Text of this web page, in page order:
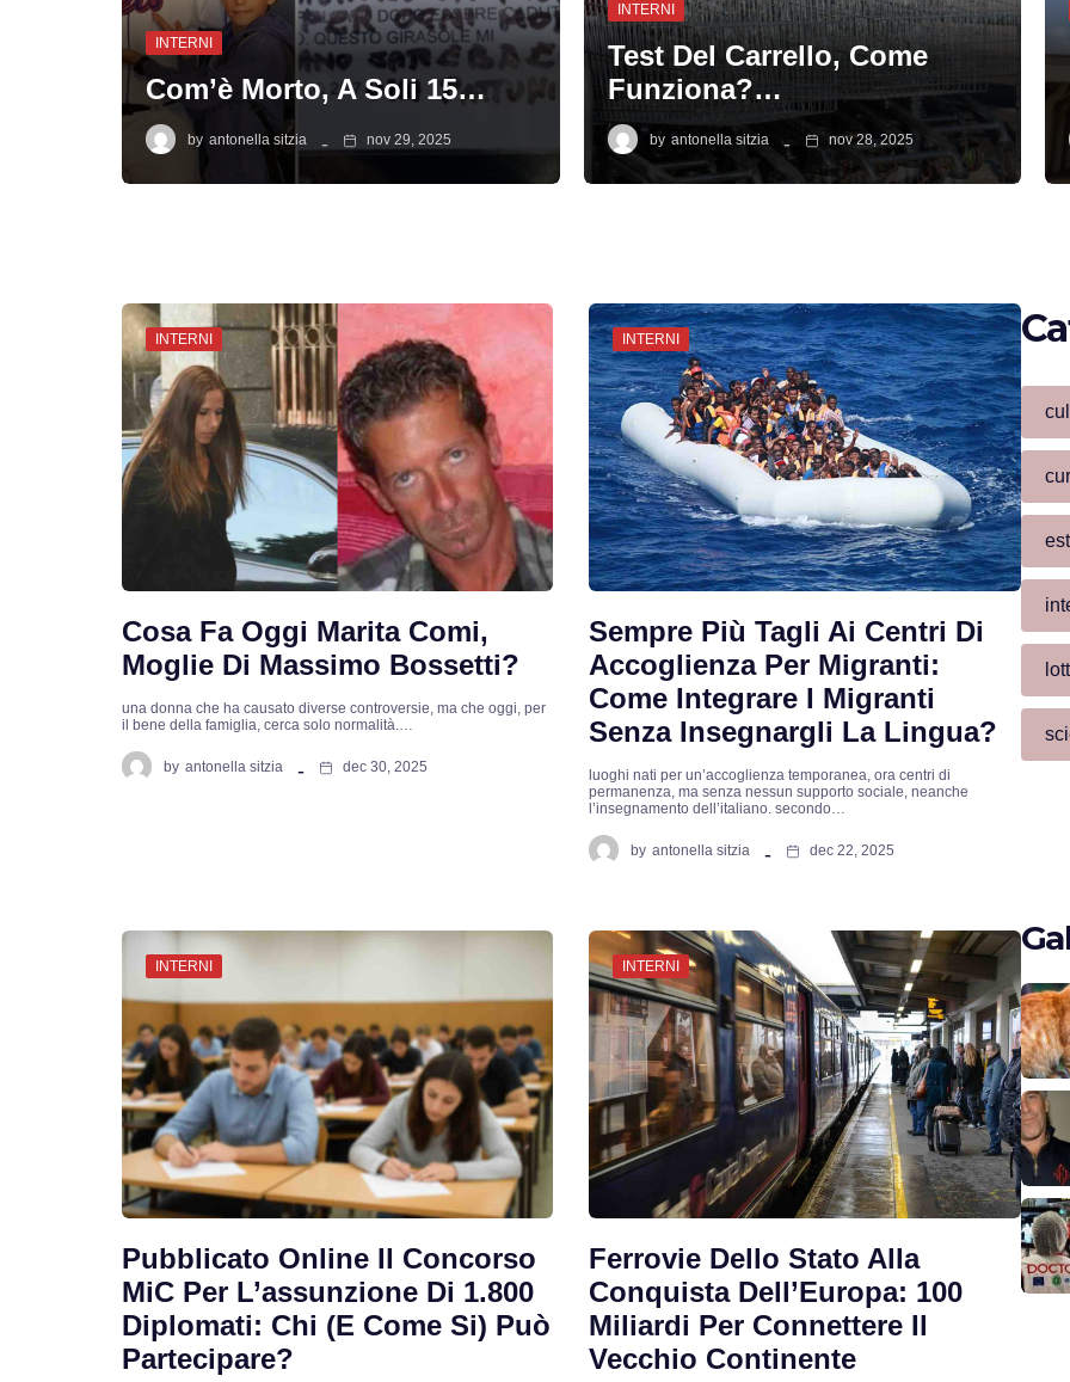
INTERNI
Com’è Morto, A Soli 15…
by antonella sitzia nov 29, 2025
INTERNI
Test Del Carrello, Come
Funziona?…
by antonella sitzia nov 28, 2025
INTERNI
Cosa Fa Oggi Marita Comi,
Moglie Di Massimo Bossetti?
una donna che ha causato diverse controversie, ma che oggi, per
il bene della famiglia, cerca solo normalità.…
by antonella sitzia dec 30, 2025
INTERNI
Sempre Più Tagli Ai Centri Di
Accoglienza Per Migranti:
Come Integrare I Migranti
Senza Insegnargli La Lingua?
luoghi nati per un’accoglienza temporanea, ora centri di
permanenza, ma senza nessun supporto sociale, neanche
l’insegnamento dell’italiano. secondo…
by antonella sitzia dec 22, 2025
INTERNI
Pubblicato Online Il Concorso
MiC Per L’assunzione Di 1.800
Diplomati: Chi (e Come Si) Può
Partecipare?
INTERNI
Ferrovie Dello Stato Alla
Conquista Dell’Europa: 100
Miliardi Per Connettere Il
Vecchio Continente